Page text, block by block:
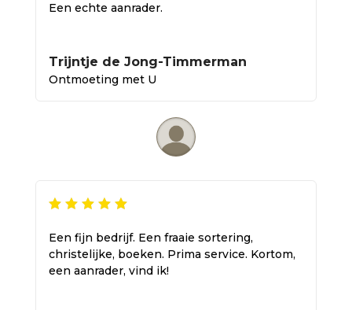
Een echte aanrader.
Trijntje de Jong-Timmerman
Ontmoeting met U
Een fijn bedrijf. Een fraaie sortering,
christelijke, boeken. Prima service. Kortom,
een aanrader, vind ik!